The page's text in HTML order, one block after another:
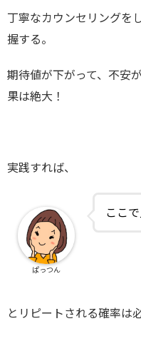
丁寧なカウンセリングを
握する。
期待値が下がって、不安
果は絶大！
実践すれば、
ここ
ぱっつん
とリピートされる確率は